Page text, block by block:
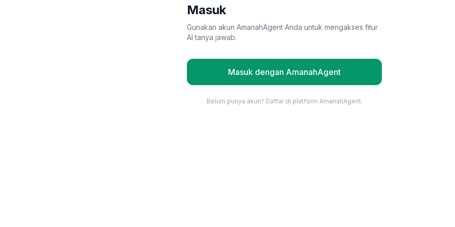
Masuk
Gunakan akun AmanahAgent Anda untuk mengakses fitur
AI tanya jawab.
Masuk dengan AmanahAgent
Belum punya akun? Daftar di platform AmanahAgent.